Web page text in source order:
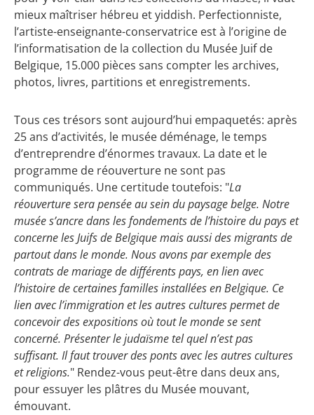
mieux maîtriser hébreu et yiddish. Perfectionniste,
l’artiste-enseignante-conservatrice est à l’origine de
l’informatisation de la collection du Musée Juif de
Belgique, 15.000 pièces sans compter les archives,
photos, livres, partitions et enregistrements.
Tous ces trésors sont aujourd’hui empaquetés: après
25 ans d’activités, le musée déménage, le temps
d’entreprendre d’énormes travaux. La date et le
programme de réouverture ne sont pas
communiqués. Une certitude toutefois: "La
réouverture sera pensée au sein du paysage belge. Notre
musée s’ancre dans les fondements de l’histoire du pays et
concerne les Juifs de Belgique mais aussi des migrants de
partout dans le monde. Nous avons par exemple des
contrats de mariage de différents pays, en lien avec
l’histoire de certaines familles installées en Belgique. Ce
lien avec l’immigration et les autres cultures permet de
concevoir des expositions où tout le monde se sent
concerné. Présenter le judaïsme tel quel n’est pas
suffisant. Il faut trouver des ponts avec les autres cultures
et religions." Rendez-vous peut-être dans deux ans,
pour essuyer les plâtres du Musée mouvant,
émouvant.